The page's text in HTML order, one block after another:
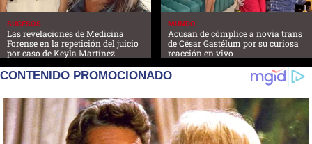
SUCESOS
Las revelaciones de Medicina
Forense en la repetición del juicio
por caso de Keyla Martínez
MUNDO
Acusan de cómplice a novia trans
de César Gastélum por su curiosa
reacción en vivo
CONTENIDO PROMOCIONADO